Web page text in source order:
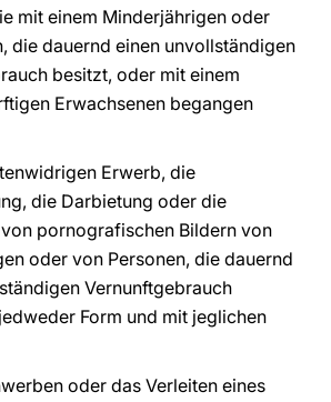
mit einem Minderjährigen oder
die dauernd einen unvollständigen
besitzt, oder mit einem
Erwachsenen begangen
Erwerb, die
die Darbietung oder die
pornografischen Bildern von
oder von Personen, die dauernd
Vernunftgebrauch
Form und mit jeglichen
oder das Verleiten eines